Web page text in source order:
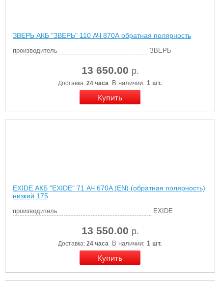
ЗВЕРЬ АКБ "ЗВЕРЬ" 110 АЧ 870А обратная полярность
производитель ЗВЕРЬ
13 650.00 р.
Доставка: 24 часа В наличии: 1 шт.
EXIDE АКБ "EXIDE" 71 АЧ 670A (EN) (обратная полярность)
низкий 175
производитель EXIDE
13 550.00 р.
Доставка: 24 часа В наличии: 1 шт.